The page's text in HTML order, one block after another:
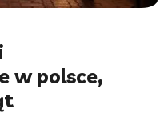
w polsce,